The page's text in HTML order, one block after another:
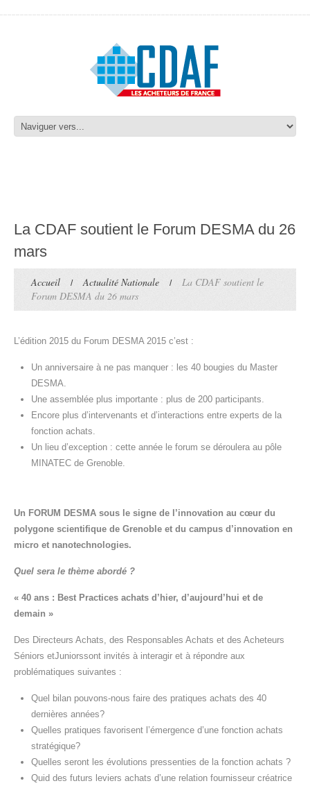
La CDAF soutient le Forum DESMA du 26
mars
Accueil Actualité Nationale
La CDAF soutient le
Forum DESMA du 26 mars
L’édition 2015 du Forum DESMA 2015 c’est :
Un anniversaire à ne pas manquer : les 40 bougies du Master
DESMA.
Une assemblée plus importante : plus de 200 participants.
Encore plus d’intervenants et d’interactions entre experts de la
fonction achats.
Un lieu d’exception : cette année le forum se déroulera au pôle
MINATEC de Grenoble.
Un FORUM DESMA sous le signe de l’innovation au cœur du
polygone scientifique de Grenoble et du campus d’innovation en
micro et nanotechnologies.
Quel sera le thème abordé ?
« 40 ans : Best Practices achats d’hier, d’aujourd’hui et de
demain »
Des Directeurs Achats, des Responsables Achats et des Acheteurs
Séniors etJuniorssont invités à interagir et à répondre aux
problématiques suivantes :
Quel bilan pouvons-nous faire des pratiques achats des 40
dernières années?
Quelles pratiques favorisent l’émergence d’une fonction achats
stratégique?
Quelles seront les évolutions pressenties de la fonction achats ?
Quid des futurs leviers achats d’une relation fournisseur créatrice